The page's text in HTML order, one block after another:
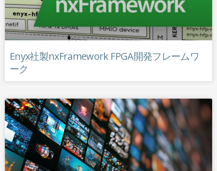
Enyx社製nxFramework FPGA開発フレームワ
ーク